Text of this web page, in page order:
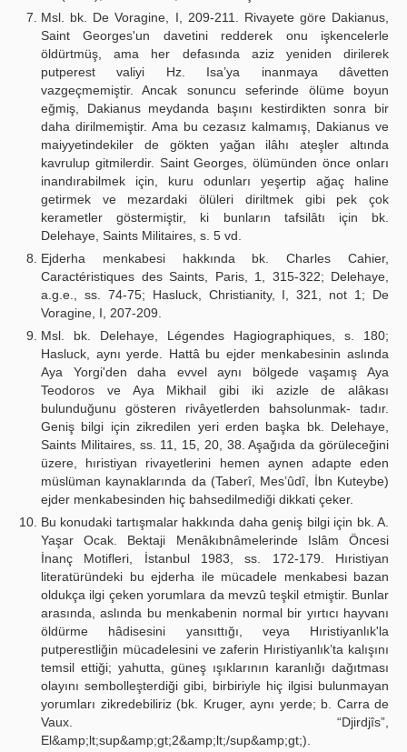
Msl. bk. De Voragine, I, 209-211. Rivayete göre Dakianus,
Saint Georges'un davetini redderek onu işkencelerle
öldürtmüş, ama her defasında aziz yeniden dirilerek
putperest valiyi Hz. Isa’ya inanmaya dâvetten
vazgeçmemiştir. Ancak sonuncu seferinde ölüme boyun
eğmiş, Dakianus meydanda başını kestirdikten sonra bir
daha dirilmemiştir. Ama bu cezasız kalmamış, Dakianus ve
maiyyetindekiler de gökten yağan ilâhı ateşler altında
kavrulup gitmilerdir. Saint Georges, ölümünden önce onları
inandırabilmek için, kuru odunları yeşertip ağaç haline
getirmek ve mezardaki ölüleri diriltmek gibi pek çok
kerametler göstermiştir, ki bunların tafsilâtı için bk.
Delehaye, Saints Militaires, s. 5 vd.
Ejderha menkabesi hakkında bk. Charles Cahier,
Caractéristiques des Saints, Paris, 1, 315-322; Delehaye,
a.g.e., ss. 74-75; Hasluck, Christianity, I, 321, not 1; De
Voragine, I, 207-209.
Msl. bk. Delehaye, Légendes Hagiographiques, s. 180;
Hasluck, aynı yerde. Hattâ bu ejder menkabesinin aslında
Aya Yorgi'den daha evvel aynı bölgede vaşamış Aya
Teodoros ve Aya Mikhail gibi iki azizle de alâkası
bulunduğunu gösteren rivâyetlerden bahsolunmak- tadır.
Geniş bilgi için zikredilen yeri erden başka bk. Delehaye,
Saints Militaires, ss. 11, 15, 20, 38. Aşağıda da görüleceğini
üzere, hıristiyan rivayetlerini hemen aynen adapte eden
müslüman kaynaklarında da (Taberî, Mes’ûdî, İbn Kuteybe)
ejder menkabesinden hiç bahsedilmediği dikkati çeker.
Bu konudaki tartışmalar hakkında daha geniş bilgi için bk. A.
Yaşar Ocak. Bektaji Menâkıbnâmelerinde Islâm Öncesi
İnanç Motifleri, İstanbul 1983, ss. 172-179. Hıristiyan
literatüründeki bu ejderha ile mücadele menkabesi bazan
oldukça ilgi çeken yorumlara da mevzû teşkil etmiştir. Bunlar
arasında, aslında bu menkabenin normal bir yırtıcı hayvanı
öldürme hâdisesini yansıttığı, veya Hıristiyanlık'la
putperestliğin mücadelesini ve zaferin Hıristiyanlık’ta kalışını
temsil ettiği; yahutta, güneş ışıklarının karanlığı dağıtması
olayını sembolleşterdiği gibi, birbiriyle hiç ilgisi bulunmayan
yorumları zikredebiliriz (bk. Kruger, aynı yerde; b. Carra de
Vaux. “Djirdjîs”,
El&amp;lt;sup&amp;gt;2&amp;lt;/sup&amp;gt;).